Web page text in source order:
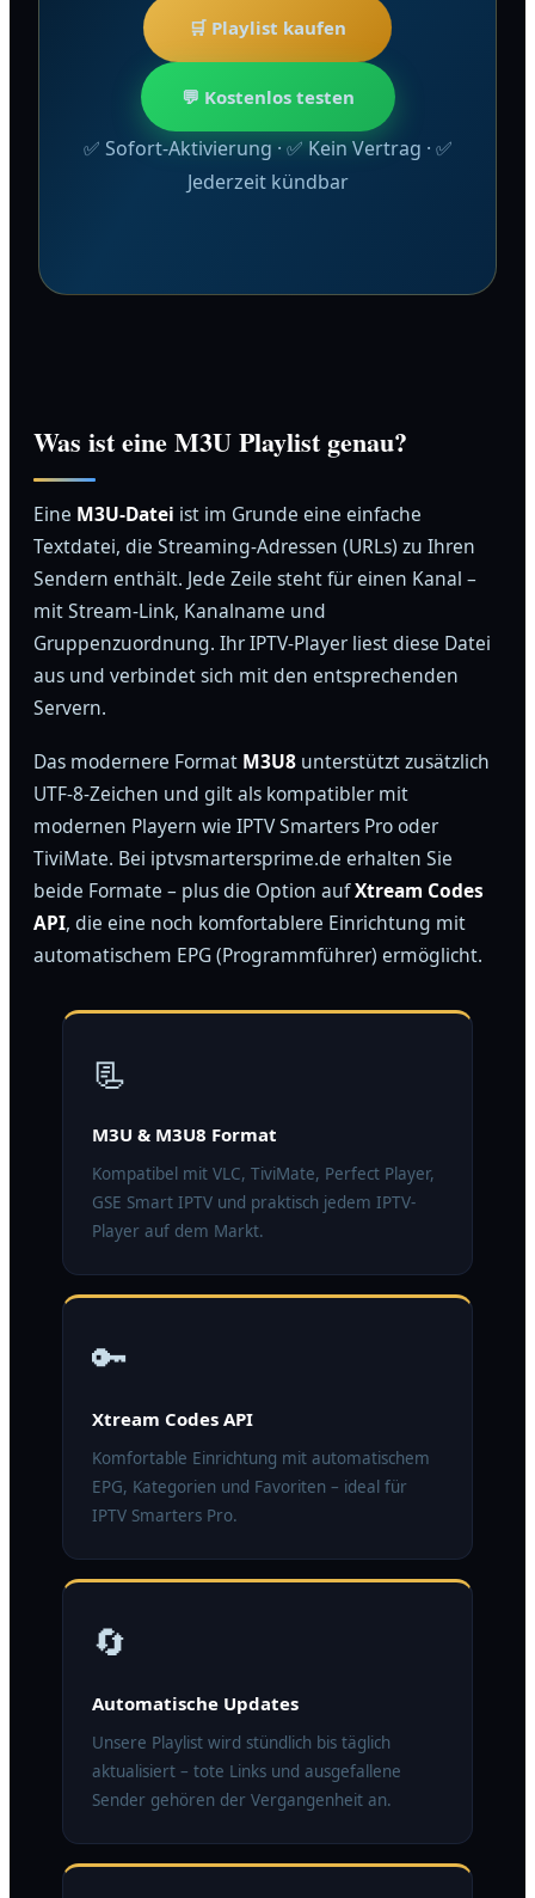
🛒 Playlist kaufen
💬 Kostenlos testen
✅ Sofort-Aktivierung · ✅ Kein Vertrag · ✅
Jederzeit kündbar
Was ist eine M3U Playlist genau?
Eine M3U-Datei ist im Grunde eine einfache
Textdatei, die Streaming-Adressen (URLs) zu Ihren
Sendern enthält. Jede Zeile steht für einen Kanal –
mit Stream-Link, Kanalname und
Gruppenzuordnung. Ihr IPTV-Player liest diese Datei
aus und verbindet sich mit den entsprechenden
Servern.
Das modernere Format M3U8 unterstützt zusätzlich
UTF-8-Zeichen und gilt als kompatibler mit
modernen Playern wie IPTV Smarters Pro oder
TiviMate. Bei iptvsmartersprime.de erhalten Sie
beide Formate – plus die Option aufXtream Codes
API, die eine noch komfortablere Einrichtung mit
automatischem EPG (Programmführer) ermöglicht.
📃
M3U & M3U8 Format
Kompatibel mit VLC, TiviMate, Perfect Player,
GSE Smart IPTV und praktisch jedem IPTV-
Player auf dem Markt.
🔑
Xtream Codes API
Komfortable Einrichtung mit automatischem
EPG, Kategorien und Favoriten – ideal für
IPTV Smarters Pro.
🔄
Automatische Updates
Unsere Playlist wird stündlich bis täglich
aktualisiert – tote Links und ausgefallene
Sender gehören der Vergangenheit an.